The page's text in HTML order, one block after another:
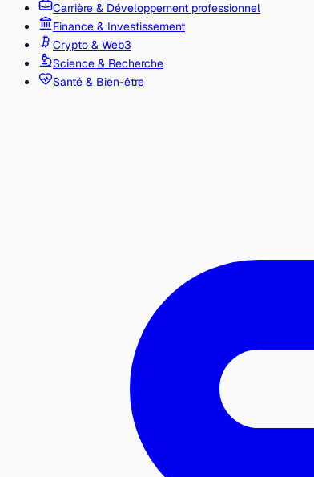
Carrière & Développement professionnel
Finance & Investissement
Crypto & Web3
Science & Recherche
Santé & Bien-être